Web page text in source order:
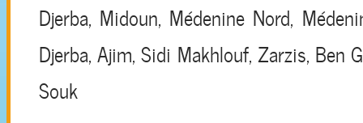
Djerba, Midoun, Médenine Nord,
Djerba, Ajim, Sidi Makhlouf, Zarzis, Ben
Souk